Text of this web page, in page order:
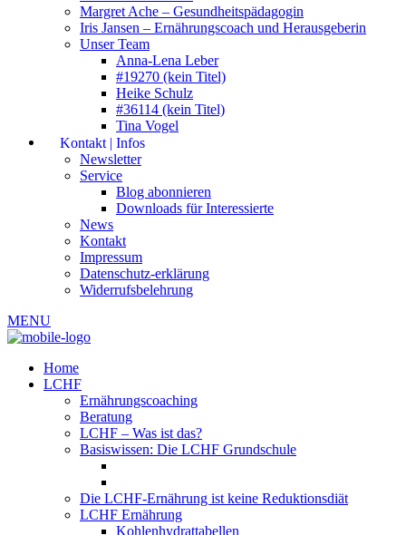
Margret Ache – Gesundheitspädagogin
Iris Jansen – Ernährungscoach und Herausgeberin
Unser Team
Anna-Lena Leber
#19270 (kein Titel)
Heike Schulz
#36114 (kein Titel)
Tina Vogel
Kontakt | Infos
Newsletter
Service
Blog abonnieren
Downloads für Interessierte
News
Kontakt
Impressum
Datenschutz-erklärung
Widerrufsbelehrung
MENU
Home
LCHF
Ernährungscoaching
Beratung
LCHF – Was ist das?
Basiswissen: Die LCHF Grundschule
Die LCHF-Ernährung ist keine Reduktionsdiät
LCHF Ernährung
Kohlenhydrattabellen